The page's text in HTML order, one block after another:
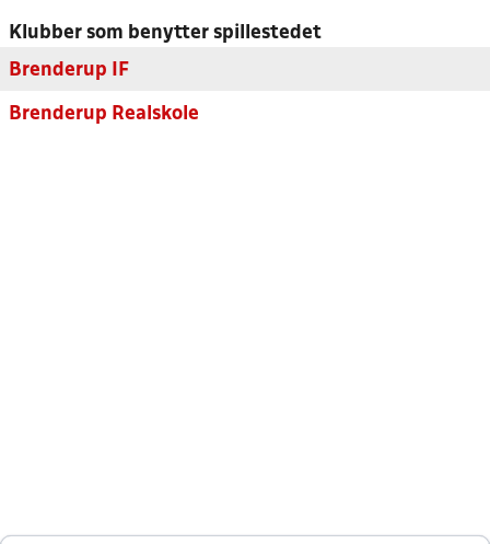
Klubber som benytter spillestedet
Brenderup IF
Brenderup Realskole